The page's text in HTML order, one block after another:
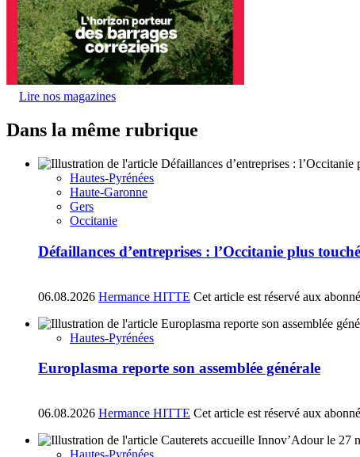
Lire nos magazines
Dans la même rubrique
Hautes-Pyrénées
Haute-Garonne
Gers
Occitanie
Défaillances d’entreprises : l’Occitanie plus
06.08.2026 Hermance HITTE Cet article est réservé aux
Hautes-Pyrénées
Europlasma reporte son assemblée générale
06.08.2026 Hermance HITTE Cet article est réservé aux
Hautes-Pyrénées